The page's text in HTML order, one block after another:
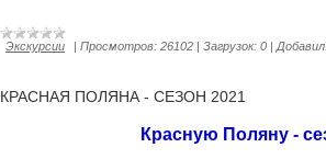
Экскурсии | Просмотров: 26102 | Загрузок: 0 |
КРАСНАЯ ПОЛЯНА - СЕЗОН 2021
Красную Поляну -